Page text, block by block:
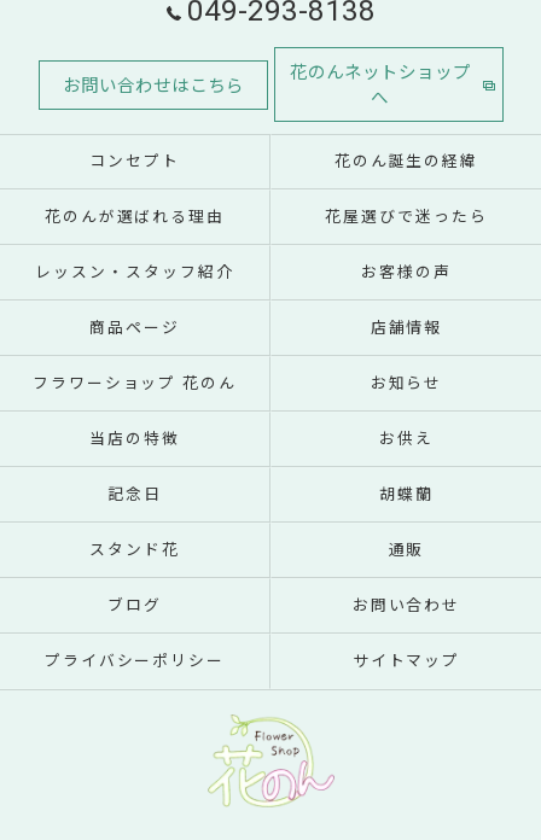
049-293-8138
お問い合わせはこちら
花のんネットショップ
へ
コンセプト 花のん誕生の経緯
花のんが選ばれる理由 花屋選びで迷ったら
レッスン・スタッフ紹介 お客様の声
商品ページ 店舗情報
フラワーショップ 花のん お知らせ
当店の特徴 お供え
記念日 胡蝶蘭
スタンド花 通販
ブログ お問い合わせ
プライバシーポリシー サイトマップ